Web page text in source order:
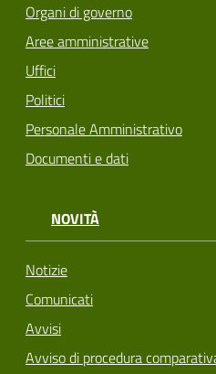
Organi di governo
Aree amministrative
Uffici
Politici
Personale Amministrativo
Documenti e dati
NOVITÀ
Notizie
Comunicati
Avvisi
Avviso di procedura